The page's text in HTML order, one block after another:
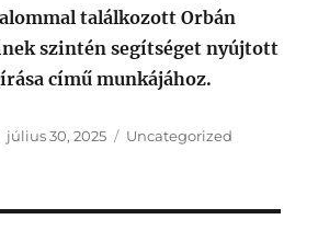
találkozott Orbán
szintén segítséget nyújtott
című munkájához.
Közzétéve
július 30, 2025 Kategória
Uncategorized